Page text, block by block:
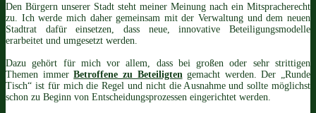
Den Bürgern unserer Stadt steht meiner Meinung nach ein Mitspracherecht
zu. Ich werde mich daher gemeinsam mit der Verwaltung und dem neuen
Stadtrat dafür einsetzen, dass neue, innovative Beteiligungsmodelle
erarbeitet und umgesetzt werden.
Dazu gehört für mich vor allem, dass bei großen oder sehr strittigen
Themen immerBetroffene zu Beteiligten gemacht werden. Der „Runde
Tisch“ ist für mich die Regel und nicht die Ausnahme und sollte möglichst
schon zu Beginn von Entscheidungsprozessen eingerichtet werden.